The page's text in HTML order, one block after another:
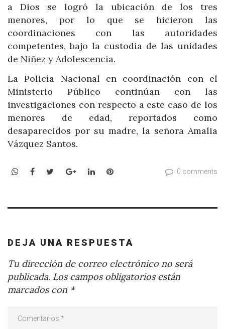
a Dios se logró la ubicación de los tres
menores, por lo que se hicieron las
coordinaciones con las autoridades
competentes, bajo la custodia de las unidades
de Niñez y Adolescencia.
La Policía Nacional en coordinación con el
Ministerio Público continúan con las
investigaciones con respecto a este caso de los
menores de edad, reportados como
desaparecidos por su madre, la señora Amalia
Vázquez Santos.
WhatsApp
Facebook
TwitterGoogle+LinkedInPinterest 0 comments
DEJA UNA RESPUESTA
Tu dirección de correo electrónico no será
publicada. Los campos obligatorios están
marcados con *